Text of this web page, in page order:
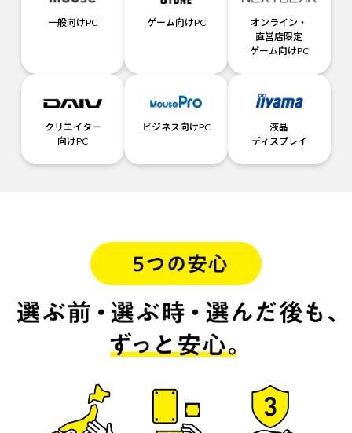
一般向けPC ゲーム向けPC
オンライン・
直営店限定
ゲーム向けPC
クリエイター
向けPC
ビジネス向けPC
液晶
ディスプレイ